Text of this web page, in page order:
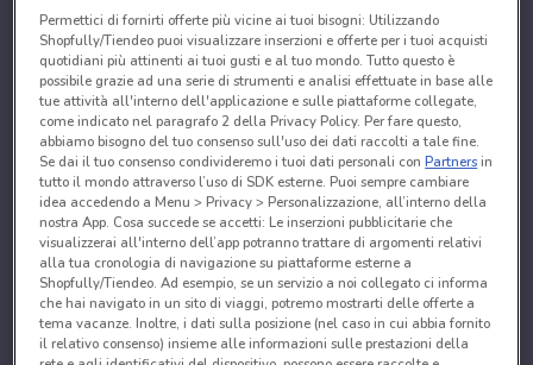
Permettici di fornirti offerte più vicine ai tuoi bisogni: Utilizzando
Shopfully/Tiendeo puoi visualizzare inserzioni e offerte per i tuoi acquisti
quotidiani più attinenti ai tuoi gusti e al tuo mondo. Tutto questo è
possibile grazie ad una serie di strumenti e analisi effettuate in base alle
tue attività all'interno dell'applicazione e sulle piattaforme collegate,
come indicato nel paragrafo 2 della Privacy Policy. Per fare questo,
abbiamo bisogno del tuo consenso sull'uso dei dati raccolti a tale fine.
Se dai il tuo consenso condivideremo i tuoi dati personali conPartnersin
tutto il mondo attraverso l’uso di SDK esterne. Puoi sempre cambiare
idea accedendo a Menu > Privacy > Personalizzazione, all’interno della
nostra App. Cosa succede se accetti: Le inserzioni pubblicitarie che
visualizzerai all'interno dell’app potranno trattare di argomenti relativi
alla tua cronologia di navigazione su piattaforme esterne a
Shopfully/Tiendeo. Ad esempio, se un servizio a noi collegato ci informa
che hai navigato in un sito di viaggi, potremo mostrarti delle offerte a
tema vacanze. Inoltre, i dati sulla posizione (nel caso in cui abbia fornito
il relativo consenso) insieme alle informazioni sulle prestazioni della